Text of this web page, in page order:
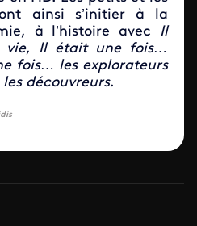
ainsi s’initier à la
à l’histoire avec Il
, Il était une fois…
fois… les explorateurs
découvreurs.